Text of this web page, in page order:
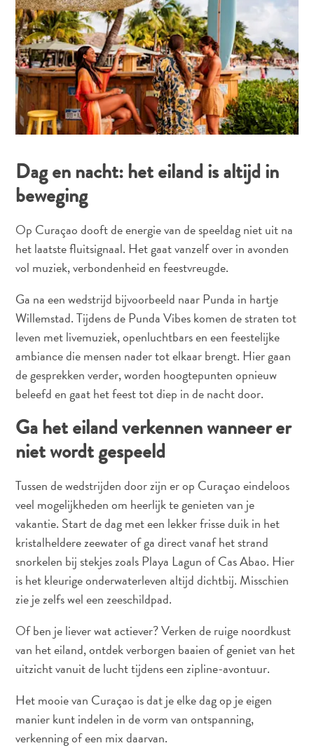
Curaçaose
cultuur
Foto's
The
Blue
Wave
Blogs
Duiken
Kindvriendelijk
Kultuur
&
Eten
Plan
Trip
The
Blue
Wave
Updates
Nieuwste
Activiteiten
Duiken
Kultuur
Eten
Plan
Je
Trip
The
Blue
Wave
Dag en nacht: het eiland is altijd in
beweging
Op Curaçao dooft de energie van de speeldag niet uit na
het laatste fluitsignaal. Het gaat vanzelf over in avonden
vol muziek, verbondenheid en feestvreugde.
Ga na een wedstrijd bijvoorbeeld naar Punda in hartje
Willemstad. Tijdens de Punda Vibes komen de straten tot
leven met livemuziek, openluchtbars en een feestelijke
ambiance die mensen nader tot elkaar brengt. Hier gaan
de gesprekken verder, worden hoogtepunten opnieuw
beleefd en gaat het feest tot diep in de nacht door.
Ga het eiland verkennen wanneer er
niet wordt gespeeld
Tussen de wedstrijden door zijn er op Curaçao eindeloos
veel mogelijkheden om heerlijk te genieten van je
vakantie. Start de dag met een lekker frisse duik in het
kristalheldere zeewater of ga direct vanaf het strand
snorkelen bij stekjes zoals Playa Lagun of Cas Abao. Hier
is het kleurige onderwaterleven altijd dichtbij. Misschien
zie je zelfs wel een zeeschildpad.
Of ben je liever wat actiever? Verken de ruige noordkust
van het eiland, ontdek verborgen baaien of geniet van het
uitzicht vanuit de lucht tijdens een zipline-avontuur.
Het mooie van Curaçao is dat je elke dag op je eigen
manier kunt indelen in de vorm van ontspanning,
verkenning of een mix daarvan.